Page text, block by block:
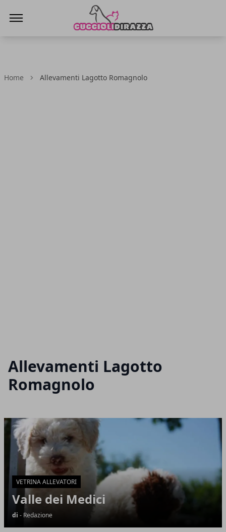
Home Allevamenti Lagotto Romagnolo
Allevamenti Lagotto
Romagnolo
Articoli in Evidenza
VETRINA ALLEVATORI
Valle dei Medici
di - Redazione